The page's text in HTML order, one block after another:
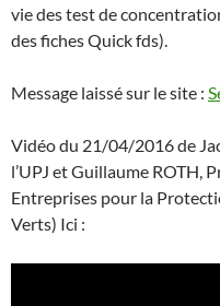
vie des test de
des fiches Quick fds).
Message laissé sur le site :
Vidéo du 21/04/2016 de
l’UPJ et Guillaume ROTH,
Entreprises pour la
Verts) Ici :